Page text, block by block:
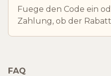
Fuege den Code ein
Zahlung, ob der
FAQ